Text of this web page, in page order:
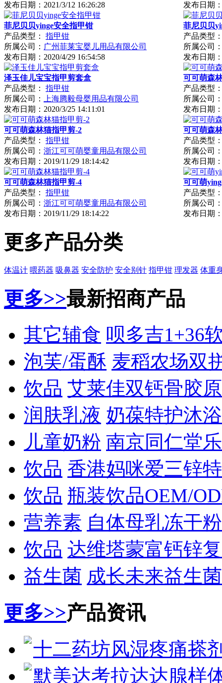
发布日期： 2021/3/12 16:26:28
发布日期
菲尼贝贝yinge安全指甲钳
产品类型：
指甲钳
所属公司： 广州菲莱宝婴儿用品有限公司
发布日期： 2020/4/29 16:54:58
菲尼贝贝
产品类型
所属公司
发布日期
泽玉佳儿宝宝指甲剪套盒
产品类型：
指甲钳
所属公司： 上海腾毅母婴用品有限公司
发布日期： 2020/3/25 14:11:01
可可萌森
产品类型
所属公司
发布日期
可可萌森林猫指甲剪-2
产品类型：
指甲钳
所属公司： 浙江可可萌婴童用品有限公司
发布日期： 2019/11/29 18:14:42
可可萌森
产品类型
所属公司
发布日期
可可萌森林猫指甲剪-4
产品类型：
指甲钳
所属公司： 浙江可可萌婴童用品有限公司
发布日期： 2019/11/29 18:14:22
可可萌
产品类型
所属公司
发布日期
更多产品分类
体温计 喂药器 吸鼻器 安全防护 安全别针 指甲钳 理发器 体重
更多>>最新招商产品
其它辅食 呗多吉1+36
泡芙/蛋酥 麦稻农场双
饮品 艾莱佳双钙骨胶
润肤乳液 奶葆特护沐
儿童奶粉 南京同仁堂
饮品 香港妈咪爱三锌
饮品 瓶装饮品OEM/
营养素 自体母乳冻干
饮品 达维塔蒙富钙锌
益生菌 成长未来益生
更多>>产品资讯
十二药坊风湿疼痛搽
默美达考拉达达腺样